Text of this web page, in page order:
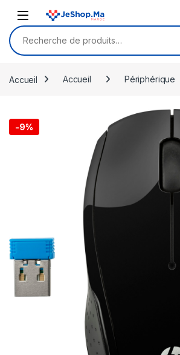
Recherche pour :
Accueil Accueil Périphérique
-9%